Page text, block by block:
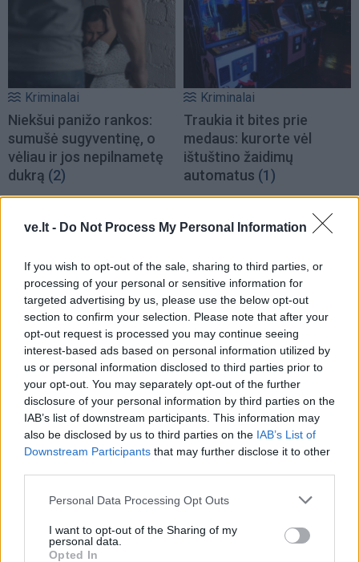
ve.lt - Do Not Process My Personal Information
If you wish to opt-out of the sale, sharing to third parties, or
processing of your personal or sensitive information for
targeted advertising by us, please use the below opt-out
section to confirm your selection. Please note that after your
opt-out request is processed you may continue seeing
interest-based ads based on personal information utilized by
us or personal information disclosed to third parties prior to
your opt-out. You may separately opt-out of the further
disclosure of your personal information by third parties on the
IAB’s list of downstream participants. This information may
also be disclosed by us to third parties on the IAB’s List of
Downstream Participants that may further disclose it to other
Personal Data Processing Opt Outs
I want to opt-out of the Sharing of my
personal data.
Opted In
Kriminalai
Niekšui panižo rankos:
sumušė sugyventinę, o
vėliau ir jos nepilnametę
dukrą (2)
Kriminalai
Traukia it bites prie
medaus: kurorte vėl
ištuštino žaidimų
automatus (1)
Kriminalai
Paramediko nužudymo
byloje į laisvę paleistas
vienas įtariamųjų (3)
Kriminalai
Užsidegė lauko pavėsinė:
vos be namų neliko
keturios šeimos